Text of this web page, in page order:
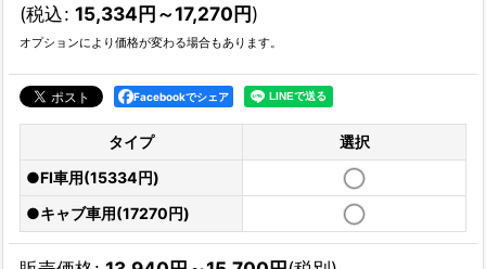
(税込: 15,334円～17,270円)
オプションにより価格が変わる場合もあります。
Facebookでシェア
タイプ
選択
●FI車用(15334円)
●キャブ車用(17270円)